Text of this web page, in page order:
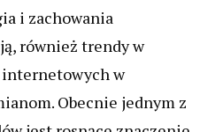
i zachowania
również trendy w
w
Obecnie jednym z